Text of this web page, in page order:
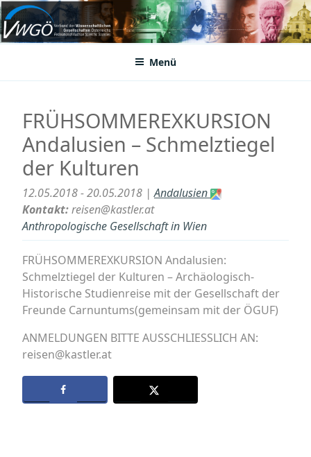
Zum
Inhalt
springenVWGÖ
Federation of Austrian Scientific Societies
Menü
FRÜHSOMMEREXKURSION
Andalusien – Schmelztiegel
der Kulturen
12.05.2018 - 20.05.2018 |Andalusien
Kontakt:reisen@kastler.at
Anthropologische Gesellschaft in Wien
FRÜHSOMMEREXKURSION Andalusien:
Schmelztiegel der Kulturen – Archäologisch-
Historische Studienreise mit der Gesellschaft der
Freunde Carnuntums(gemeinsam mit der ÖGUF)
ANMELDUNGEN BITTE AUSSCHLIESSLICH AN:
reisen@kastler.at